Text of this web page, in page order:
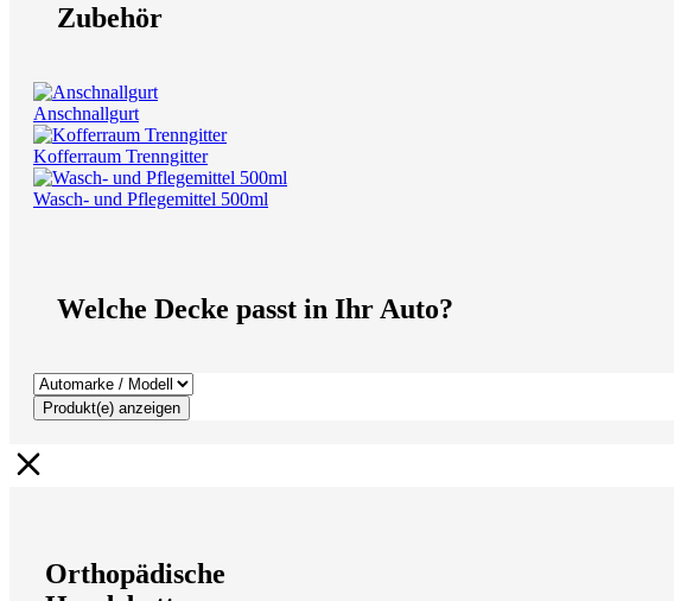
Zubehör
Anschnallgurt
Kofferraum Trenngitter
Wasch- und Pflegemittel 500ml
Welche Decke passt in Ihr Auto?
Produkt(e) anzeigen
Orthopädische